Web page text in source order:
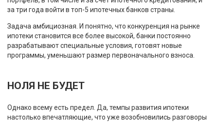
за три года войти в топ-5 ипотечных банков страны.
Задача амбициозная. И понятно, что конкуренция на рынке
ипотеки становится все более высокой, банки постоянно
разрабатывают специальные условия, готовят новые
программы, уменьшают размер первоначального взноса.
НОЛЯ НЕ БУДЕТ
Однако всему есть предел. Да, темпы развития ипотеки
настолько впечатляющие, что уже возобновились разговоры